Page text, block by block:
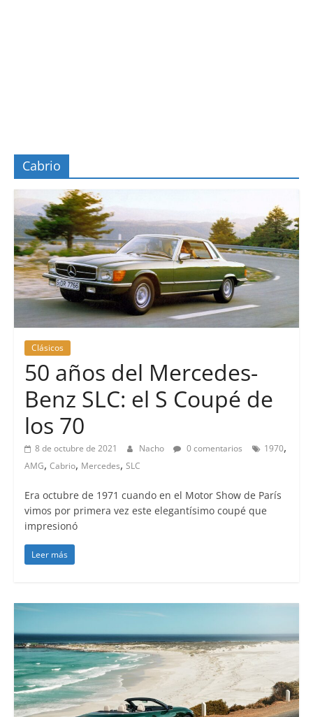
Cabrio
Clásicos
50 años del Mercedes-
Benz SLC: el S Coupé de
los 70
8 de octubre de 2021 Nacho 0 comentarios 1970,
AMG, Cabrio, Mercedes, SLC
Era octubre de 1971 cuando en el Motor Show de París
vimos por primera vez este elegantísimo coupé que
impresionó
Leer más